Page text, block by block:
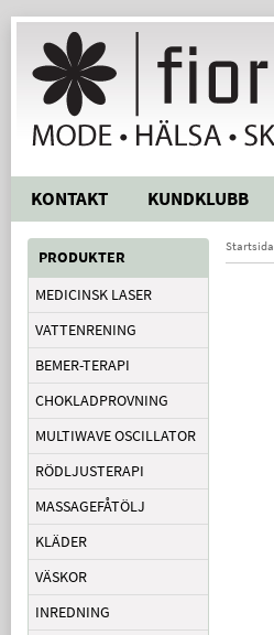
KONTAKT KUNDKLUBB
PRODUKTER
MEDICINSK LASER
VATTENRENING
BEMER-TERAPI
CHOKLADPROVNING
MULTIWAVE OSCILLATOR
RÖDLJUSTERAPI
MASSAGEFÅTÖLJ
KLÄDER
VÄSKOR
INREDNING
Startsida